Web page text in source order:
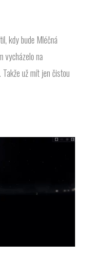
kdy bude Mléčná
vycházelo na
už mít jen čistou